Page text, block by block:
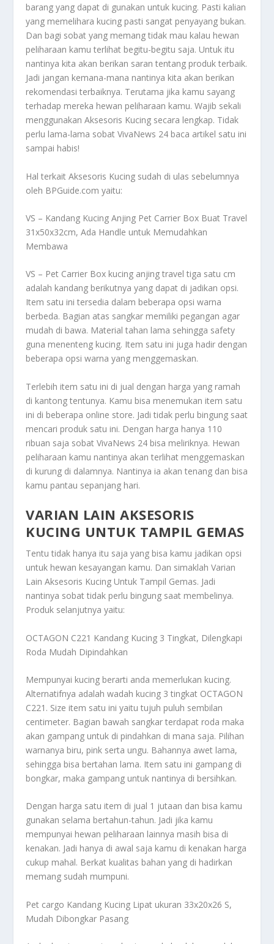
barang yang dapat di gunakan untuk kucing. Pasti kalian
yang memelihara kucing pasti sangat penyayang bukan.
Dan bagi sobat yang memang tidak mau kalau hewan
peliharaan kamu terlihat begitu-begitu saja. Untuk itu
nantinya kita akan berikan saran tentang produk terbaik.
Jadi jangan kemana-mana nantinya kita akan berikan
rekomendasi terbaiknya. Terutama jika kamu sayang
terhadap mereka hewan peliharaan kamu. Wajib sekali
menggunakanAksesoris Kucing secara lengkap. Tidak
perlu lama-lama sobat VivaNews 24 baca artikel satu ini
sampai habis!
Hal terkaitAksesoris Kucing sudah di ulas sebelumnya
oleh BPGuide.com yaitu:
VS – Kandang Kucing Anjing Pet Carrier Box Buat Travel
31x50x32cm, Ada Handle untuk Memudahkan
Membawa
VS – Pet Carrier Box kucing anjing travel tiga satu cm
adalah kandang berikutnya yang dapat di jadikan opsi.
Item satu ini tersedia dalam beberapa opsi warna
berbeda. Bagian atas sangkar memiliki pegangan agar
mudah di bawa. Material tahan lama sehingga safety
guna menenteng kucing. Item satu ini juga hadir dengan
beberapa opsi warna yang menggemaskan.
Terlebih item satu ini di jual dengan harga yang ramah
di kantong tentunya. Kamu bisa menemukan item satu
ini di beberapa online store. Jadi tidak perlu bingung saat
mencari produk satu ini. Dengan harga hanya 110
ribuan saja sobat VivaNews 24 bisa meliriknya. Hewan
peliharaan kamu nantinya akan terlihat menggemaskan
di kurung di dalamnya. Nantinya ia akan tenang dan bisa
kamu pantau sepanjang hari.
VARIAN LAIN AKSESORIS
KUCING UNTUK TAMPIL GEMAS
Tentu tidak hanya itu saja yang bisa kamu jadikan opsi
untuk hewan kesayangan kamu. Dan simaklahVarian
Lain Aksesoris Kucing Untuk Tampil Gemas. Jadi
nantinya sobat tidak perlu bingung saat membelinya.
Produk selanjutnya yaitu:
OCTAGON C221 Kandang Kucing 3 Tingkat, Dilengkapi
Roda Mudah Dipindahkan
Mempunyai kucing berarti anda memerlukan kucing.
Alternatifnya adalah wadah kucing 3 tingkat OCTAGON
C221. Size item satu ini yaitu tujuh puluh sembilan
centimeter. Bagian bawah sangkar terdapat roda maka
akan gampang untuk di pindahkan di mana saja. Pilihan
warnanya biru, pink serta ungu. Bahannya awet lama,
sehingga bisa bertahan lama. Item satu ini gampang di
bongkar, maka gampang untuk nantinya di bersihkan.
Dengan harga satu item di jual 1 jutaan dan bisa kamu
gunakan selama bertahun-tahun. Jadi jika kamu
mempunyai hewan peliharaan lainnya masih bisa di
kenakan. Jadi hanya di awal saja kamu di kenakan harga
cukup mahal. Berkat kualitas bahan yang di hadirkan
memang sudah mumpuni.
Pet cargo Kandang Kucing Lipat ukuran 33x20x26 S,
Mudah Dibongkar Pasang